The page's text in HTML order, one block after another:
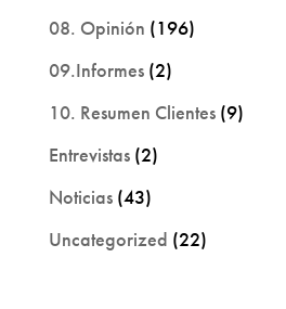
08. Opinión (196)
09.Informes(2)
10. Resumen Clientes(9)
Entrevistas(2)
Noticias(43)
Uncategorized (22)